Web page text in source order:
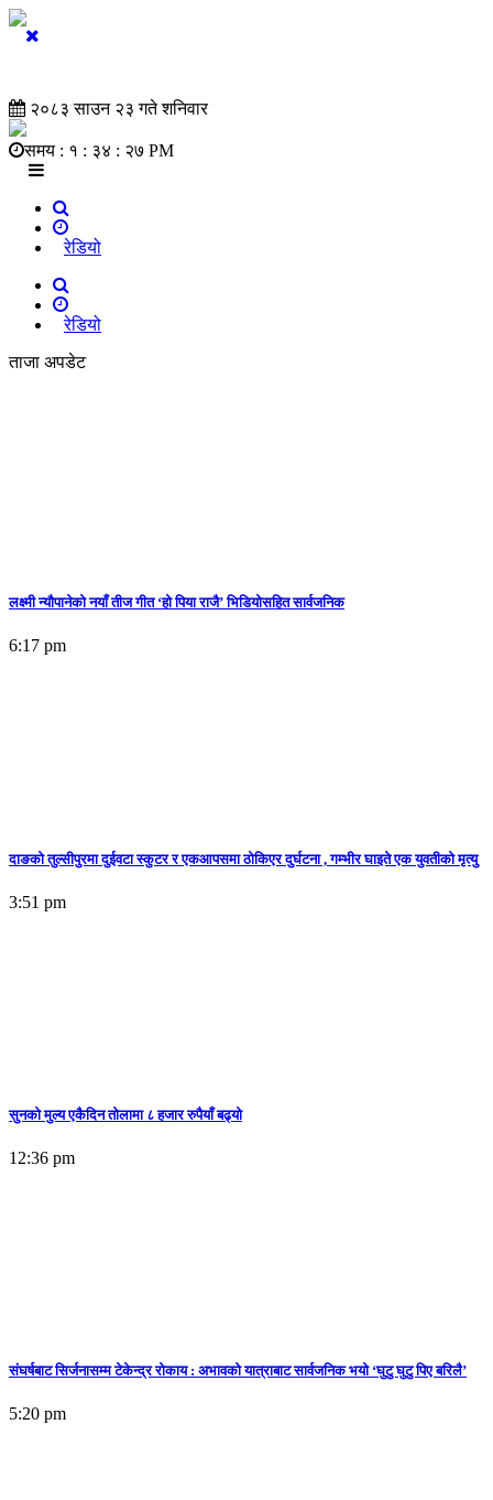
२०८३ साउन २३ गते शनिवार
समय : १ : ३४ : २८ PM
रेडियो
रेडियो
ताजा अपडेट
लक्ष्मी न्यौपानेको नयाँ तीज गीत ‘हो पिया राजै’ भिडियोसहित सार्वजनिक
6:17 pm
दाङको तुल्सीपुरमा दुईवटा स्कुटर र एकआपसमा ठोकिएर दुर्घटना , गम्भीर घाइते एक युवतीको मृत्यु
3:51 pm
सुनकाे मुल्य एकैदिन तोलामा ८ हजार रुपैयाँ बढ्यो
12:36 pm
संघर्षबाट सिर्जनासम्म टेकेन्द्र रोकाय : अभावको यात्राबाट सार्वजनिक भयो ‘घुटु घुटु पिए बरिलै’
5:20 pm